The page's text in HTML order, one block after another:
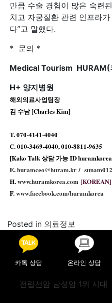
만큼 수술 경험이 많은 숙련
치고 자궁질환 관련 인프라
다”고 말했다.
* 문의 *
Medical Tourism HURAM(
H+ 양지병원
해외의료사업팀장
김 수남 [Charles Kim]
T. 070-4141-4040
C. 010-3469-4040, 010-8811-9635
[Kako Talk 상담 가능 ID
E.huramceo@huram.kr/
H.www.huramkorea.com [KOREAN]
F.www.facebook.com/huramkorea
Posted in 의료정보
Post navigation
쌍꺼풀 수술! 아직도 부작
요?
카톡 상담 온라인 상담
전립선암 남성암 1위 시대